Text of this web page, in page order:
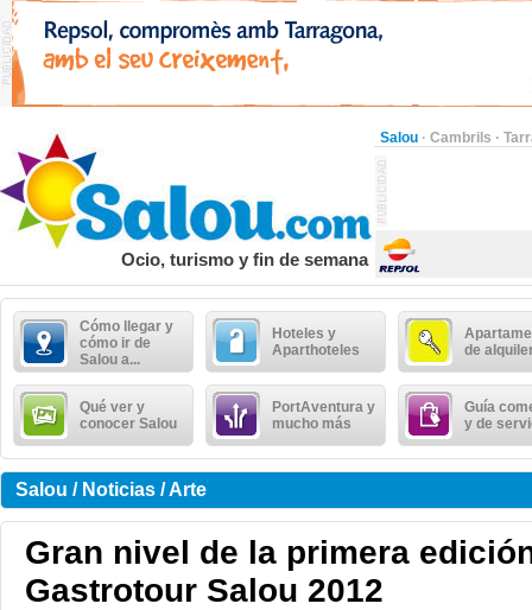
Salou · Cambrils ·
Ocio, turismo y fin de semana
Cómo llegar y
cómo ir de
Salou a...
Hoteles y
Aparthoteles
de
Qué ver y
conocer Salou
PortAventura y
mucho más
Guía
y de
Salou / Noticias / Arte
Gran nivel de la primera
Gastrotour Salou 2012